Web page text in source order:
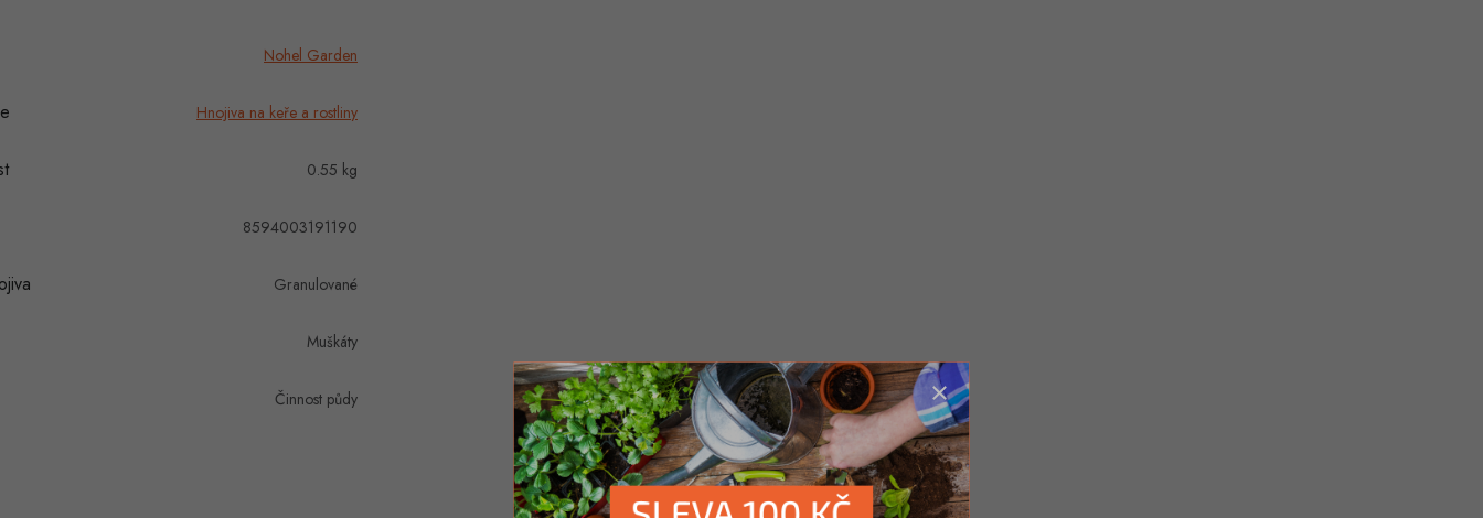
Nohel Garden
Hnojiva na keře a rostliny
0.55 kg
8594003191190
Granulované
Muškáty
Činnost půdy